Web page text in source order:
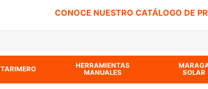
CONOCE NUESTRO CATÁLOGO DE
TARIMERO
HERRAMIENTAS
MANUALES
SOLAR
TÉRMINOS MÁS BUSCADOS